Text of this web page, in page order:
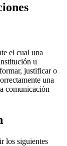
el cual una
u
justificar o
una
comunicación
los siguientes